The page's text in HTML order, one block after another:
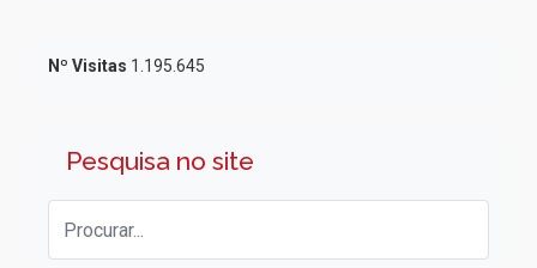
Nº Visitas 1.195.645
Pesquisa no site